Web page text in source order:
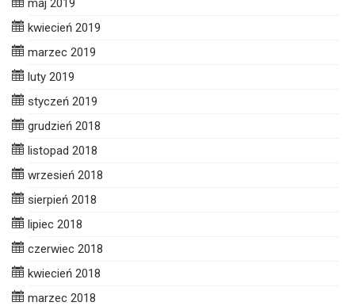
maj 2019
kwiecień 2019
marzec 2019
luty 2019
styczeń 2019
grudzień 2018
listopad 2018
wrzesień 2018
sierpień 2018
lipiec 2018
czerwiec 2018
kwiecień 2018
marzec 2018